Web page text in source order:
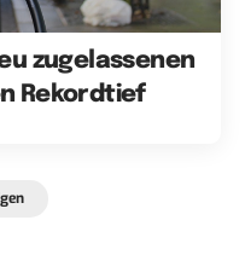
zugelassenen
Rekordtief